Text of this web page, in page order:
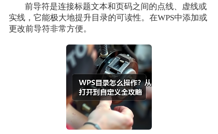
前导符是连接标题文本和页码之间的点线、虚线或
实线，它能极大地提升目录的可读性。在WPS中添加或
更改前导符非常方便。